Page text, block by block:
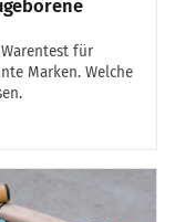
für
Marken. Welche